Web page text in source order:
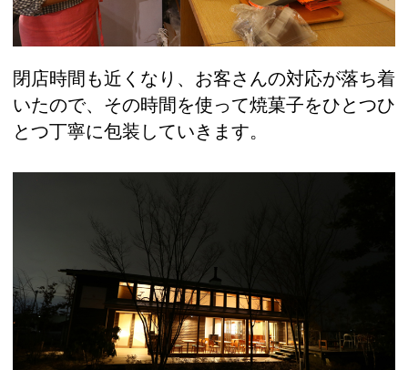
閉店時間も近くなり、お客さんの対応が落ち着
いたので、その時間を使って焼菓子をひとつひ
とつ丁寧に包装していきます。